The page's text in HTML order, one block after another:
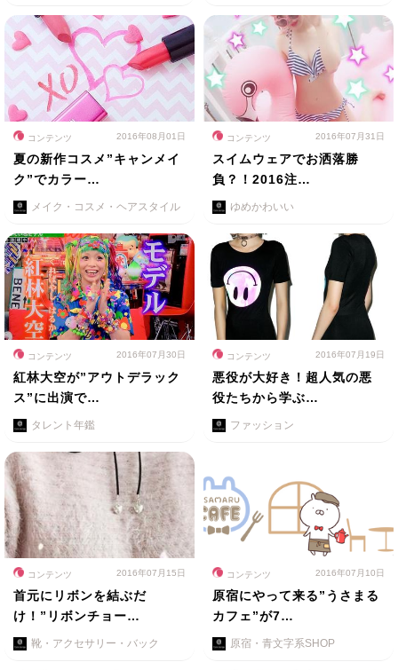
コンテンツ 2016年08月01日
夏の新作コスメ”キャンメイ
ク”でカラー…
メイク・コスメ・ヘアスタイル
コンテンツ 2016年07月31日
スイムウェアでお洒落勝
負？！2016注…
ゆめかわいい
コンテンツ 2016年07月30日
紅林大空が”アウトデラック
ス”に出演で…
タレント年鑑
コンテンツ 2016年07月19日
悪役が大好き！超人気の悪
役たちから学ぶ…
ファッション
コンテンツ 2016年07月15日
首元にリボンを結ぶだ
け！”リボンチョー…
靴・アクセサリー・バック
コンテンツ 2016年07月10日
原宿にやって来る”うさまる
カフェ”が7…
原宿・青文字系SHOP